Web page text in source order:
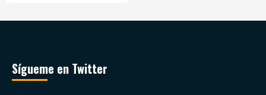
Sígueme en Twitter